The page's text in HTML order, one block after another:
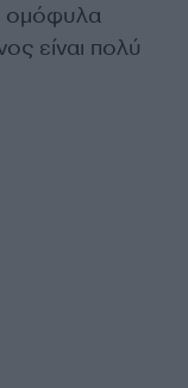
ομόφυλα
είναι πολύ